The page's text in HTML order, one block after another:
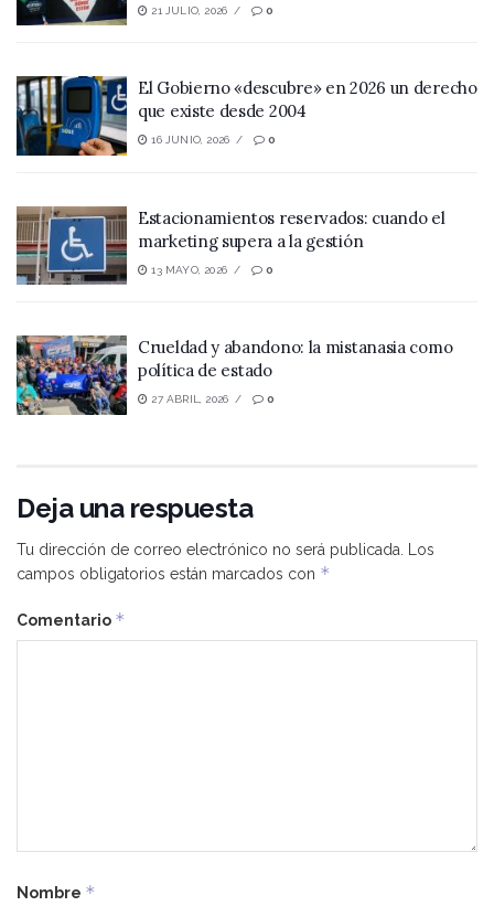
21 JULIO, 2026 0
El Gobierno «descubre» en 2026 un derecho
que existe desde 2004
16 JUNIO, 2026 0
Estacionamientos reservados: cuando el
marketing supera a la gestión
13 MAYO, 2026 0
Crueldad y abandono: la mistanasia como
política de estado
27 ABRIL, 2026 0
Deja una respuesta
Tu dirección de correo electrónico no será publicada.
Los
campos obligatorios están marcados con *
Comentario *
Nombre *